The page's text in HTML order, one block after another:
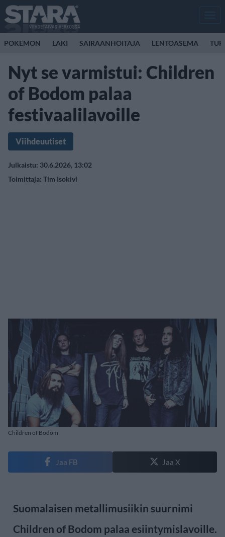
POKEMON LAKI SAIRAANHOITAJA LENTOASEMA
Nyt se varmistui: Children
of Bodom palaa
festivaalilavoille
Viihdeuutiset
Julkaistu: 30.6.2026, 13:02
Toimittaja: Tim Isokivi
Children of Bodom
Jaa FB Jaa X
Suomalaisen metallimusiikin suurnimi
Children of Bodom palaa esiintymislavoille.